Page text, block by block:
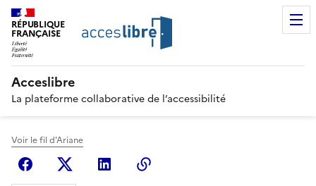
RÉPUBLIQUE
FRANÇAISE
Acceslibre
La plateforme collaborative de l’accessibilité
Voir le fil d'Ariane
FacebookX (anciennement Twitter)
Linkedin